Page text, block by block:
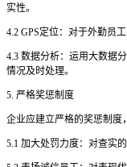
实性。
4.2 GPS定位：对于外勤员
4.3 数据分析：运用大数据
情况及时处理。
5. 严格奖惩制度
企业应建立严格的奖惩制度
5.1 加大处罚力度：对查实